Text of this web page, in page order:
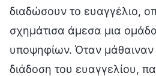
διαδώσουν το ευαγγέλιο,
σχημάτισα άμεσα μια
υποψηφίων. Όταν μάθαιναν
διάδοση του ευαγγελίου,